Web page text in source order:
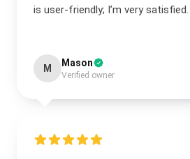
is user-friendly; I’m very satisfied.
M Mason
Verified owner